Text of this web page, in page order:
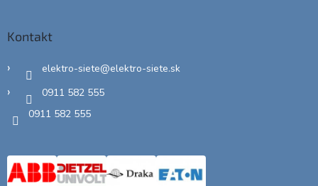
Kontakt
elektro-siete@elektro-siete.sk
0911 582 555
0911 582 555